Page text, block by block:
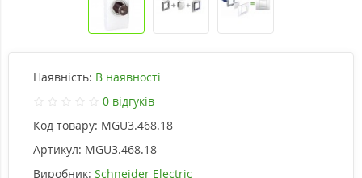
Наявність: В наявності
0 відгуків
Код товару: MGU3.468.18
Артикул: MGU3.468.18
Виробник: Schneider Electric